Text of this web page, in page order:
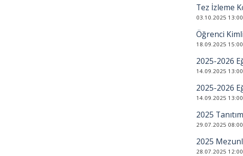
Tez İzleme
03.10.2025 13:00
Öğrenci
18.09.2025 15:00
2025-2026
14.09.2025 13:00
2025-2026
14.09.2025 13:00
2025
29.07.2025 08:00
2025
28.07.2025 12:00